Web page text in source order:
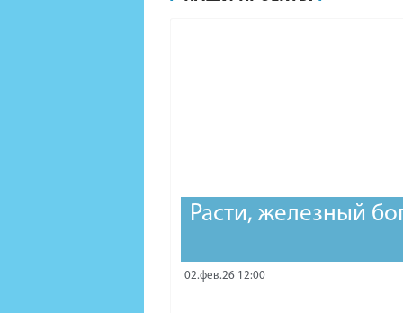
Расти, железный
02.фев.26 12:00